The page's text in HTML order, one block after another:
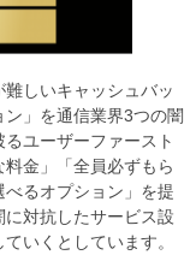
しいキャッシュバッ
」を通信業界3つの闇
ユーザーファースト
金」「全員必ずもら
るオプション」を提
対抗したサービス設
いくとしています。